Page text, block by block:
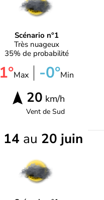
Scénario n°1
Très nuageux
35% de probabilité
1°Max -0°Min
20 km/h
Vent deSud
14 au 20 juin